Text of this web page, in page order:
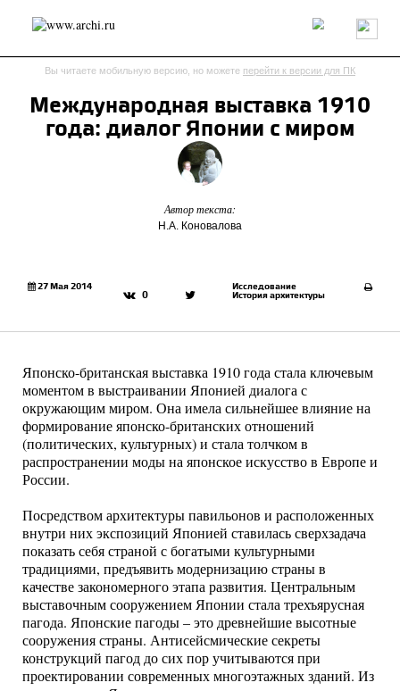
Россия Мир Технологии Интерьер Пресса
Архитекторы
send.project Анонсы конкурсов
Исследование
Результаты конкурса
Рецензия Архитектура
Иностранцы в России
Вы читаете мобильную версию, но можете перейти к версии для ПК
Международная выставка 1910
года: диалог Японии с миром
Автор текста:
Н.А. Коновалова
27 Мая 2014
0
Исследование
История архитектуры
Японско-британская выставка 1910 года стала ключевым
моментом в выстраивании Японией диалога с
окружающим миром. Она имела сильнейшее влияние на
формирование японско-британских отношений
(политических, культурных) и стала толчком в
распространении моды на японское искусство в Европе и
России.
Посредством архитектуры павильонов и расположенных
внутри них экспозиций Японией ставилась сверхзадача
показать себя страной с богатыми культурными
традициями, предъявить модернизацию страны в
качестве закономерного этапа развития. Центральным
выставочным сооружением Японии стала трехъярусная
пагода. Японские пагоды – это древнейшие высотные
сооружения страны. Антисейсмические секреты
конструкций пагод до сих пор учитываются при
проектировании современных многоэтажных зданий. Из